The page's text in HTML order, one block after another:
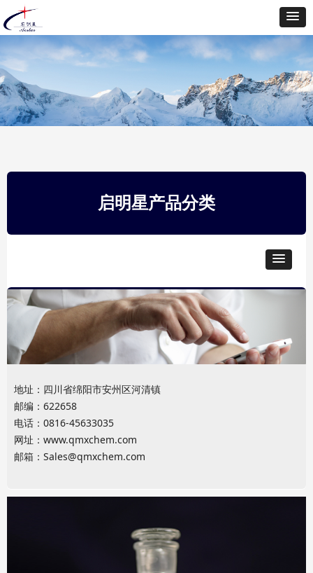
启明星产品分类
地址：四川省绵阳市安州区河清镇
邮编：622658
电话：0816-45633035
网址： www.qmxchem.com
邮箱： Sales@qmxchem.com